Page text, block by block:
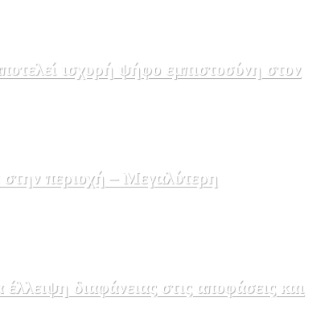
ισχυρή ψήφο εμπιστοσύνη στον
περιοχή – Μεγαλύτερη
διαφάνειας στις αποφάσεις και